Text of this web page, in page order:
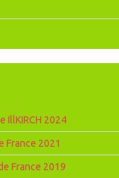
IllKIRCH 2024
France 2021
France 2019